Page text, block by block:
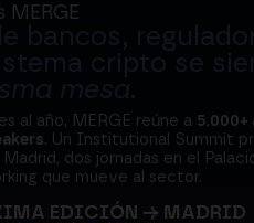
MERGE
bancos,
cripto se
mesa.
al año, MERGE reúne a
. Un Institutional Summit
Madrid, dos jornadas en el
que mueve al sector.
EDICIÓN → MADRID